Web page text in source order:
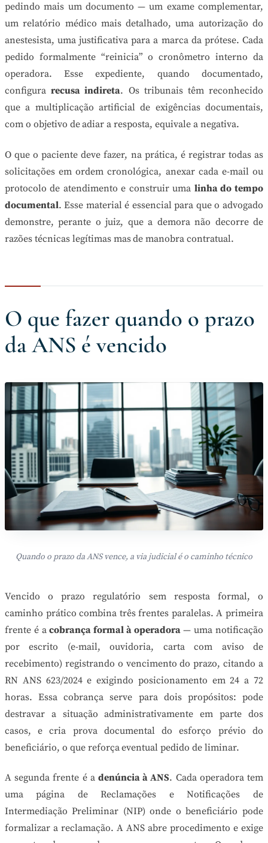
pedindo mais um documento — um exame complementar,
um relatório médico mais detalhado, uma autorização do
anestesista, uma justificativa para a marca da prótese. Cada
pedido formalmente “reinicia” o cronômetro interno da
operadora. Esse expediente, quando documentado,
configurarecusa indireta. Os tribunais têm reconhecido
que a multiplicação artificial de exigências documentais,
com o objetivo de adiar a resposta, equivale a negativa.
O que o paciente deve fazer, na prática, é registrar todas as
solicitações em ordem cronológica, anexar cada e-mail ou
protocolo de atendimento e construir uma linha do tempo
documental. Esse material é essencial para que o advogado
demonstre, perante o juiz, que a demora não decorre de
razões técnicas legítimas mas de manobra contratual.
O que fazer quando o prazo
da ANS é vencido
Quando o prazo da ANS vence, a via judicial é o caminho técnico
Vencido o prazo regulatório sem resposta formal, o
caminho prático combina três frentes paralelas. A primeira
frente é acobrança formal à operadora— uma notificação
por escrito (e-mail, ouvidoria, carta com aviso de
recebimento) registrando o vencimento do prazo, citando a
RN ANS 623/2024 e exigindo posicionamento em 24 a 72
horas. Essa cobrança serve para dois propósitos: pode
destravar a situação administrativamente em parte dos
casos, e cria prova documental do esforço prévio do
beneficiário, o que reforça eventual pedido de liminar.
A segunda frente é a denúncia à ANS. Cada operadora tem
uma página de Reclamações e Notificações de
Intermediação Preliminar (NIP) onde o beneficiário pode
formalizar a reclamação. A ANS abre procedimento e exige